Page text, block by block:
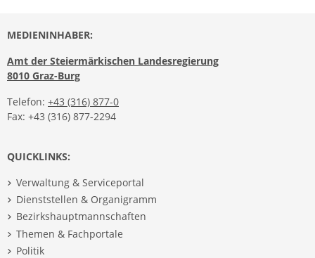
MEDIENINHABER:
Amt der Steiermärkischen Landesregierung
8010 Graz-Burg
Telefon: +43 (316) 877-0
Fax: +43 (316) 877-2294
QUICKLINKS:
Verwaltung & Serviceportal
Dienststellen & Organigramm
Bezirkshauptmannschaften
Themen & Fachportale
Politik